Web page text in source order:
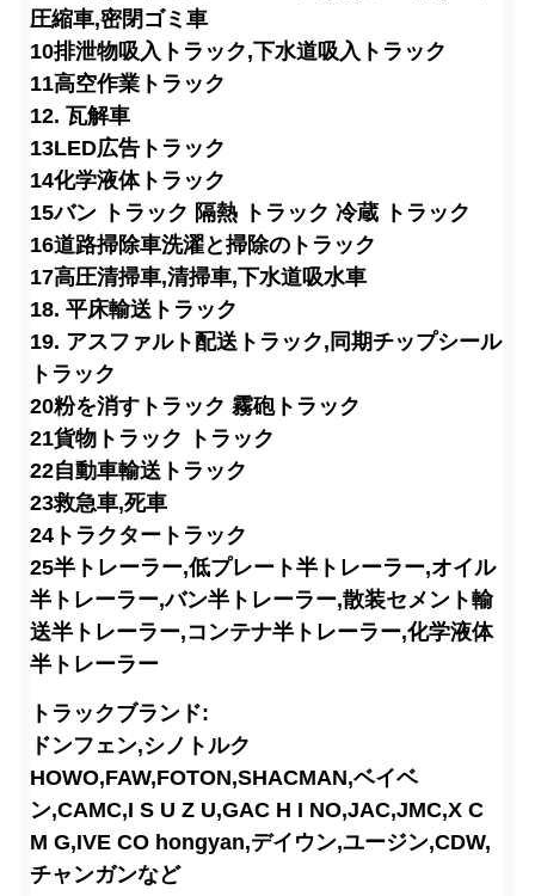
圧縮車,密閉ゴミ車
10排泄物吸入トラック,下水道吸入トラック
11高空作業トラック
12. 瓦解車
13LED広告トラック
14化学液体トラック
15バン トラック 隔熱 トラック 冷蔵 トラック
16道路掃除車洗濯と掃除のトラック
17高圧清掃車,清掃車,下水道吸水車
18. 平床輸送トラック
19. アスファルト配送トラック,同期チップシール
トラック
20粉を消すトラック 霧砲トラック
21貨物トラック トラック
22自動車輸送トラック
23救急車,死車
24トラクタートラック
25半トレーラー,低プレート半トレーラー,オイル
半トレーラー,バン半トレーラー,散装セメント輸
送半トレーラー,コンテナ半トレーラー,化学液体
半トレーラー
トラックブランド:
ドンフェン,シノトルク
HOWO,FAW,FOTON,SHACMAN,ベイベ
ン,CAMC,I S U Z U,GAC H I NO,JAC,JMC,X C
M G,IVE CO hongyan,デイウン,ユージン,CDW,
チャンガンなど